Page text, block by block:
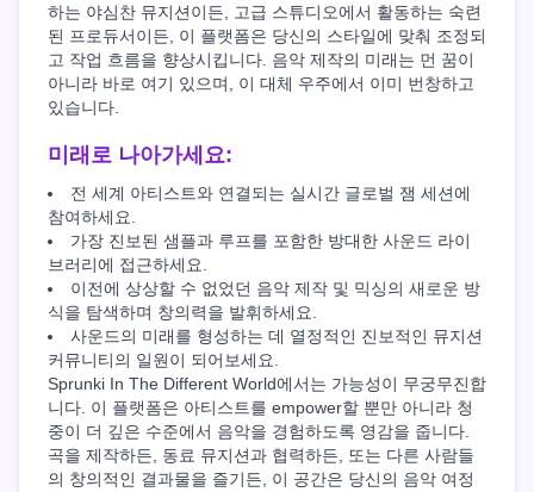
하는 야심찬 뮤지션이든, 고급 스튜디오에서 활동하는 숙련
된 프로듀서이든, 이 플랫폼은 당신의 스타일에 맞춰 조정되
고 작업 흐름을 향상시킵니다. 음악 제작의 미래는 먼 꿈이
아니라 바로 여기 있으며, 이 대체 우주에서 이미 번창하고
있습니다.
미래로 나아가세요:
전 세계 아티스트와 연결되는 실시간 글로벌 잼 세션에
참여하세요.
가장 진보된 샘플과 루프를 포함한 방대한 사운드 라이
브러리에 접근하세요.
이전에 상상할 수 없었던 음악 제작 및 믹싱의 새로운 방
식을 탐색하며 창의력을 발휘하세요.
사운드의 미래를 형성하는 데 열정적인 진보적인 뮤지션
커뮤니티의 일원이 되어보세요.
Sprunki In The Different World에서는 가능성이 무궁무진합
니다. 이 플랫폼은 아티스트를 empower할 뿐만 아니라 청
중이 더 깊은 수준에서 음악을 경험하도록 영감을 줍니다.
곡을 제작하든, 동료 뮤지션과 협력하든, 또는 다른 사람들
의 창의적인 결과물을 즐기든, 이 공간은 당신의 음악 여정